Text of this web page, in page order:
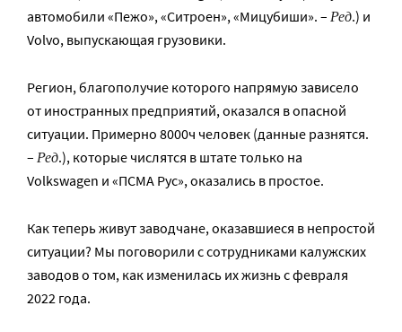
автомобили «Пежо», «Ситроен», «Мицубиши». – Ред.) и
Volvo, выпускающая грузовики.
Регион, благополучие которого напрямую зависело
от иностранных предприятий, оказался в опасной
ситуации. Примерно 8000ч человек (данные разнятся.
– Ред.), которые числятся в штате только на
Volkswagen и «ПСМА Рус», оказались в простое.
Как теперь живут заводчане, оказавшиеся в непростой
ситуации? Мы поговорили с сотрудниками калужских
заводов о том, как изменилась их жизнь с февраля
2022 года.